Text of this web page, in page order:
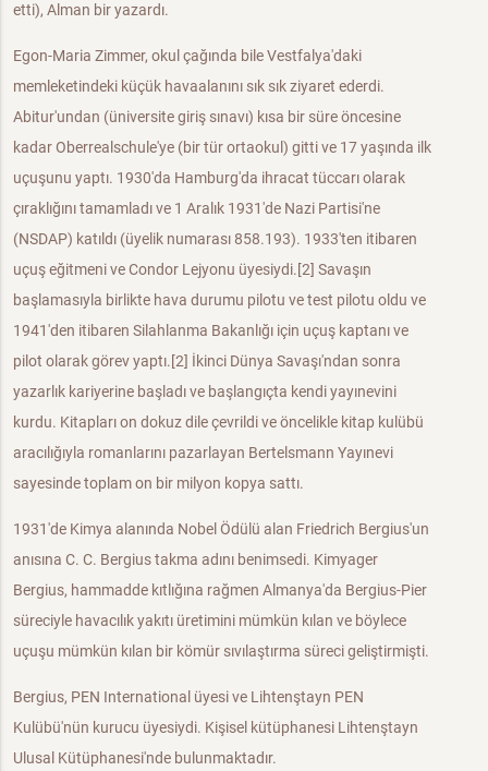
etti), Alman bir yazardı.
Egon-Maria Zimmer, okul çağında bile Vestfalya'daki
memleketindeki küçük havaalanını sık sık ziyaret ederdi.
Abitur'undan (üniversite giriş sınavı) kısa bir süre öncesine
kadar Oberrealschule'ye (bir tür ortaokul) gitti ve 17 yaşında ilk
uçuşunu yaptı. 1930'da Hamburg'da ihracat tüccarı olarak
çıraklığını tamamladı ve 1 Aralık 1931'de Nazi Partisi'ne
(NSDAP) katıldı (üyelik numarası 858.193). 1933'ten itibaren
uçuş eğitmeni ve Condor Lejyonu üyesiydi.[2] Savaşın
başlamasıyla birlikte hava durumu pilotu ve test pilotu oldu ve
1941'den itibaren Silahlanma Bakanlığı için uçuş kaptanı ve
pilot olarak görev yaptı.[2] İkinci Dünya Savaşı'ndan sonra
yazarlık kariyerine başladı ve başlangıçta kendi yayınevini
kurdu. Kitapları on dokuz dile çevrildi ve öncelikle kitap kulübü
aracılığıyla romanlarını pazarlayan Bertelsmann Yayınevi
sayesinde toplam on bir milyon kopya sattı.
1931'de Kimya alanında Nobel Ödülü alan Friedrich Bergius'un
anısına C. C. Bergius takma adını benimsedi. Kimyager
Bergius, hammadde kıtlığına rağmen Almanya'da Bergius-Pier
süreciyle havacılık yakıtı üretimini mümkün kılan ve böylece
uçuşu mümkün kılan bir kömür sıvılaştırma süreci geliştirmişti.
Bergius, PEN International üyesi ve Lihtenştayn PEN
Kulübü'nün kurucu üyesiydi. Kişisel kütüphanesi Lihtenştayn
Ulusal Kütüphanesi'nde bulunmaktadır.